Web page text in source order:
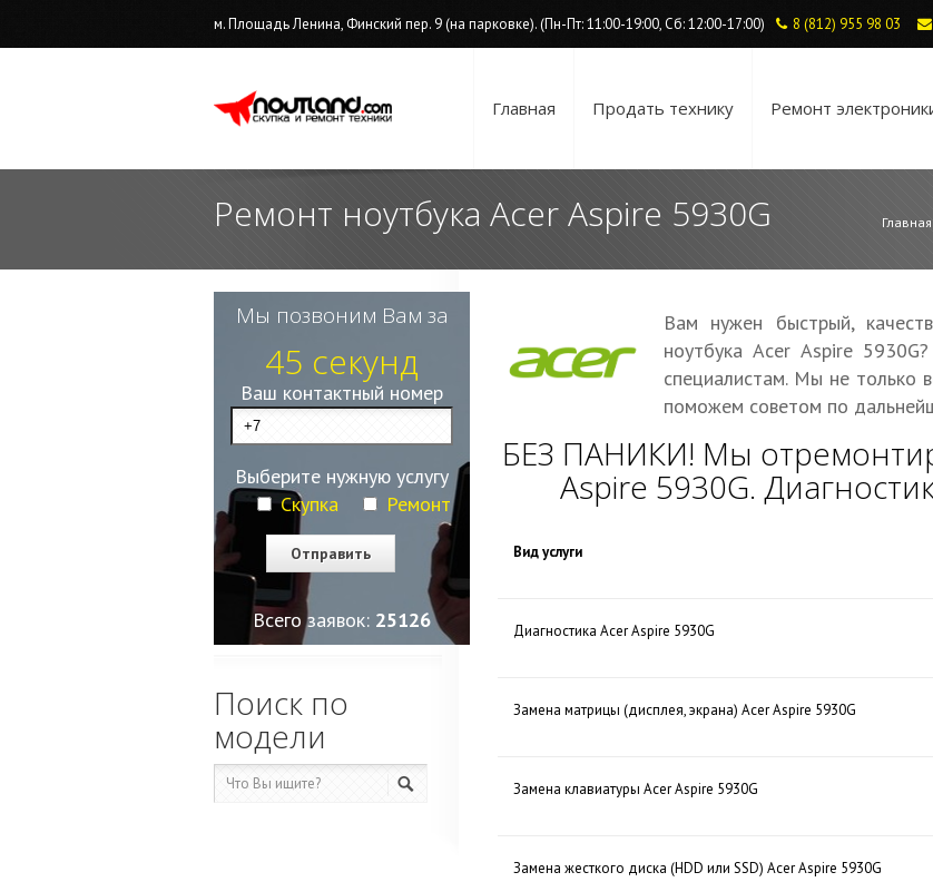
м. Площадь Ленина, Финский пер. 9 (на парковке). (Пн-Пт: 11:00-19:00, Сб: 12:00-17:00) 8 (812) 955 98 03
Главная Продать технику Ремонт
Ремонт ноутбука Acer Aspire 5930G Главная
Вам нужен быстрый,
ноутбука Acer Aspire
специалистам. Мы не только
поможем советом по
БЕЗ ПАНИКИ! Мы
Aspire 5930G.
Вид услуги
Диагностика Acer Aspire 5930G
Замена матрицы (дисплея, экрана) Acer Aspire 5930G
Замена клавиатуры Acer Aspire 5930G
Замена жесткого диска (HDD или SSD) Acer Aspire 5930G
Мы позвоним Вам за
45 секунд
Ваш контактный номер
Выберите нужную услугу
Скупка
Ремонт
Всего заявок: 25126
Поиск по
модели